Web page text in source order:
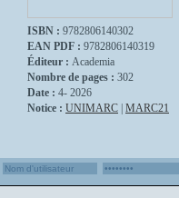
ISBN : 9782806140302
EAN PDF : 9782806140319
Éditeur : Academia
Nombre de pages : 302
Date : 4- 2026
Notice : UNIMARC MARC21